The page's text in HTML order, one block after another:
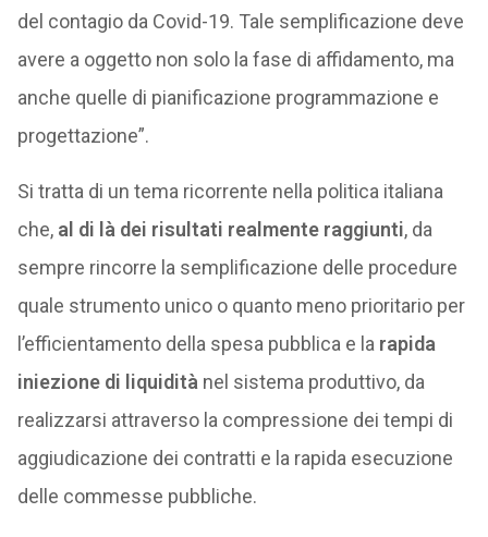
del contagio da Covid-19. Tale semplificazione deve
avere a oggetto non solo la fase di affidamento, ma
anche quelle di pianificazione programmazione e
progettazione”.
Si tratta di un tema ricorrente nella politica italiana
che, al di là dei risultati realmente raggiunti, da
sempre rincorre la semplificazione delle procedure
quale strumento unico o quanto meno prioritario per
l’efficientamento della spesa pubblica e la rapida
iniezione di liquidità nel sistema produttivo, da
realizzarsi attraverso la compressione dei tempi di
aggiudicazione dei contratti e la rapida esecuzione
delle commesse pubbliche.